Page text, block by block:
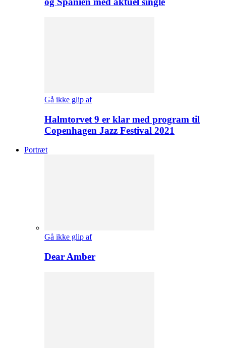
Gå ikke glip af
Halmtorvet 9 er klar med program til
Copenhagen Jazz Festival 2021
Portræt
Gå ikke glip af
Dear Amber